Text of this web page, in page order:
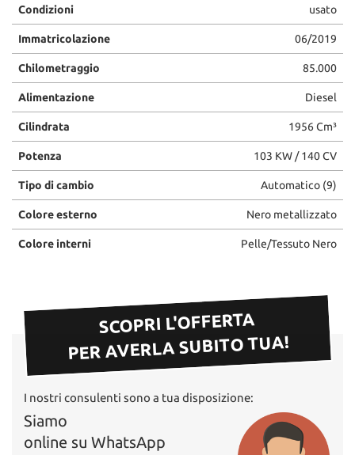
Condizioni usato
Immatricolazione 06/2019
Chilometraggio 85.000
Alimentazione Diesel
Cilindrata 1956 Cm³
Potenza 103 KW / 140 CV
Tipo di cambio Automatico (9)
Colore esterno Nero metallizzato
Colore interni Pelle/Tessuto Nero
SCOPRI L'OFFERTA
PER AVERLA SUBITO TUA!
I nostri consulenti sono a tua disposizione:
Siamo
online su WhatsApp